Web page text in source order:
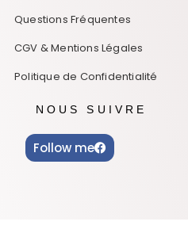
Questions Fréquentes
CGV & Mentions Légales
Politique de Confidentialité
NOUS SUIVRE
Follow me